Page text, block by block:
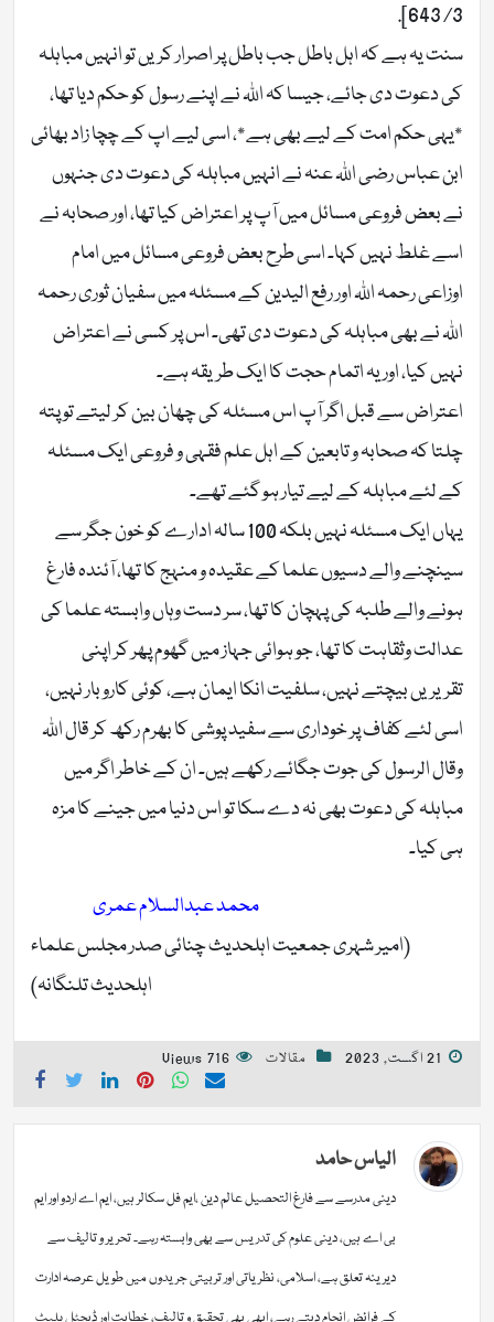
3/ 643].
سنت یہ ہے کہ اہل باطل جب باطل پر اصرار کریں تو انہیں‌‌ مباہلہ
کی دعوت دی جائے، جیسا کہ اللہ نے اپنے رسول کو حکم دیا تھا،
*یہی حکم امت کے لیے بھی ہے*، اسی لیے اپ کے چچا زاد بھائی
ابن عباس رضی اللہ عنہ نے انہیں مباہلہ کی دعوت دی جنہوں
نے بعض فروعی مسائل میں آپ پر اعتراض کیا تھا، اور صحابہ نے
اسے غلط نہیں کہا۔ اسی طرح بعض فروعی مسائل میں امام
اوزاعی رحمہ اللہ اور رفع الیدین کے مسئلہ میں سفیان ثوری رحمہ
اللہ نے بھی مباہلہ کی دعوت دی تھی۔ اس پر کسی نے اعتراض
نہیں کیا، اور یہ اتمام حجت کا ایک طریقہ ہے۔
اعتراض سے قبل اگر آپ اس مسئلہ کی چھان بین کر لیتے تو پتہ
چلتا کہ صحابہ و تابعین کے اہل علم فقہی و فروعی ایک مسئلہ
کے لئے مباہلہ کے لیے تیار ہو گئے تھے۔
یہاں ایک مسئلہ نہیں بلکہ 100 سالہ ادارے کو خون جگر سے
سینچنے والے دسیوں علما کے عقیدہ و منہج کا تھا، آئندہ فارغ
ہونے والے طلبہ کی پہچان کا تھا، سر دست وہاں وابستہ علما کی
عدالت وثقاہت کا تھا، جو ہوائی جہاز میں گھوم پھر کر اپنی
تقریریں بیچتے نہیں، سلفیت انکا ایمان ہے، کوئی کاروبار نہیں،
اسی لئے کفاف پر خوداری سے سفید پوشی کا بھرم رکھ کر قال اللہ
وقال الرسول کی جوت جگائے رکھے ہیں۔ ان کے خاطر اگر میں
مباہلہ کی دعوت بھی نہ دے سکا تو اس دنیا میں جینے کا مزہ
ہی کیا۔
محمد عبدالسلام عمری
(امیر شہری جمعیت اہلحدیث چنائی صدر مجلس علماء
اہلحدیث تلنگانہ)
21 اگست, 2023 مقالات 716 Views
الیاس حامد
دینی مدرسے سے فارغ التحصیل عالم دین ،ایم فل سکالر ہیں، ایم اے اردو اور ایم
بی اے ہیں، دینی علوم کی تدریس سے بھی وابستہ رہے۔ تحریر و تالیف سے
دیرینہ تعلق ہے، اسلامی، نظریاتی اور تربیتی جریدوں میں طویل عرصہ ادارت